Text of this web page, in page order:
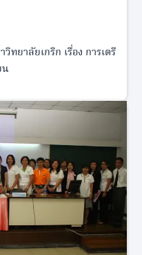
ยาลัยเกริก เรื่อง การเตรี